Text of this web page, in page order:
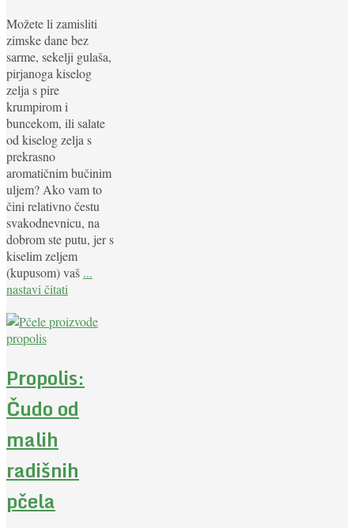
Možete li zamisliti
zimske dane bez
sarme, sekelji gulaša,
pirjanoga kiselog
zelja s pire
krumpirom i
buncekom, ili salate
od kiselog zelja s
prekrasno
aromatičnim bučinim
uljem? Ako vam to
čini relativno čestu
svakodnevnicu, na
dobrom ste putu, jer s
kiselim zeljem
(kupusom) vaš ...
nastavi čitati
Propolis:
Čudo od
malih
radišnih
pčela